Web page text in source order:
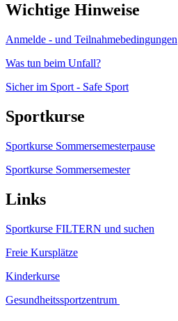
Wichtige Hinweise
Anmelde - und Teilnahmebedingungen
Was tun beim Unfall?
Sicher im Sport - Safe Sport
Sportkurse
Sportkurse Sommersemesterpause
Sportkurse Sommersemester
Links
Sportkurse FILTERN und suchen
Freie Kursplätze
Kinderkurse
Gesundheitssportzentrum